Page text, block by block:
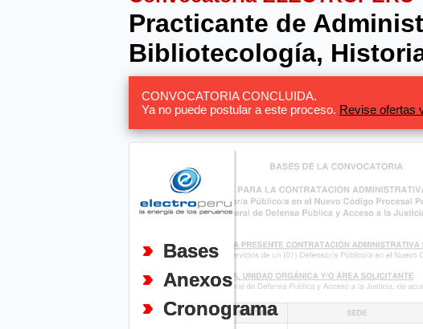
Practicante de
Bibliotecología,
CONVOCATORIA CONCLUIDA.
Ya no puede postular a este proceso. Revise ofertas
Bases
Anexos
Cronograma